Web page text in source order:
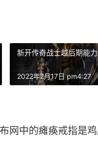
新开传奇战士越后期能
2022年2月17日 pm4:27
网中的瘫痪戒指是